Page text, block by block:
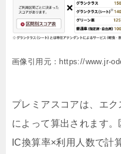
画像引用元：https://www.jr-
プレミアスコアは、エ
によって算出されます
IC換算率×利用人数で計